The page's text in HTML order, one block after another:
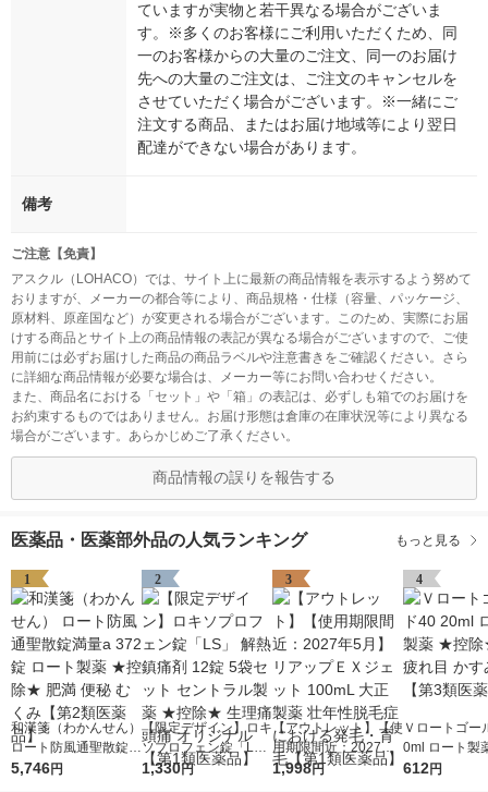
ていますが実物と若干異なる場合がございま
す。※多くのお客様にご利用いただくため、同
一のお客様からの大量のご注文、同一のお届け
先への大量のご注文は、ご注文のキャンセルを
させていただく場合がございます。※一緒にご
注文する商品、またはお届け地域等により翌日
配達ができない場合があります。
備考
ご注意【免責】
アスクル（LOHACO）では、サイト上に最新の商品情報を表示するよう努めて
おりますが、メーカーの都合等により、商品規格・仕様（容量、パッケージ、
原材料、原産国など）が変更される場合がございます。このため、実際にお届
けする商品とサイト上の商品情報の表記が異なる場合がございますので、ご使
用前には必ずお届けした商品の商品ラベルや注意書きをご確認ください。さら
に詳細な商品情報が必要な場合は、メーカー等にお問い合わせください。
また、商品名における「セット」や「箱」の表記は、必ずしも箱でのお届けを
お約束するものではありません。お届け形態は倉庫の在庫状況等により異なる
場合がございます。あらかじめご了承ください。
商品情報の誤りを報告する
医薬品・医薬部外品の人気ランキング もっと見る
1
和漢箋（わかんせん）
ロート防風通聖散錠満
量a 372錠 ロート製薬
5,746円
2
【限定デザイン】ロキ
ソプロフェン錠「L
S」 解熱鎮痛剤 12錠
1,330円
3
【アウトレット】【使
用期限間近：2027年5
月】リアップＥＸジェ
1,998円
4
Ｖロートゴー
0ml ロート製
除★ 目薬 疲
612円